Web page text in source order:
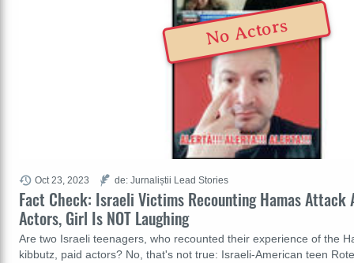
Fact Check: Israeli Victims Recounting Hamas Attack
Actors, Girl Is NOT Laughing
Are two Israeli teenagers, who recounted their experience of the
kibbutz, paid actors? No, that's not true: Israeli-American teen
Oct 23, 2023 de: Jurnaliștii Lead Stories
No Actors